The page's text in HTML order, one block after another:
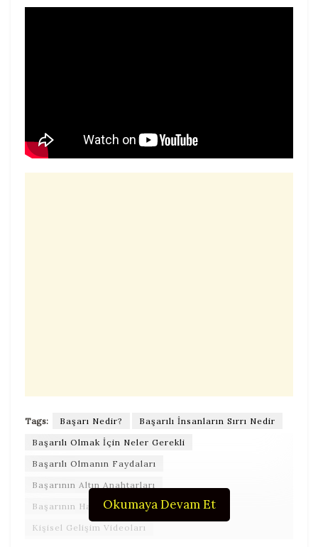
Okumaya Devam Et
Tags: Başarı Nedir?
Başarılı İnsanların Sırrı Nedir
Başarılı Olmak İçin Neler Gerekli
Başarılı Olmanın Faydaları
Başarının Altın Anahtarları
Başarının Hayatımıza Önemi
Kişisel Gelişim Videoları